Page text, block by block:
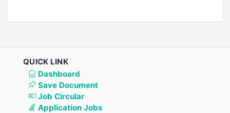
QUICK LINK
Dashboard
Save Document
Job Circular
Application Jobs